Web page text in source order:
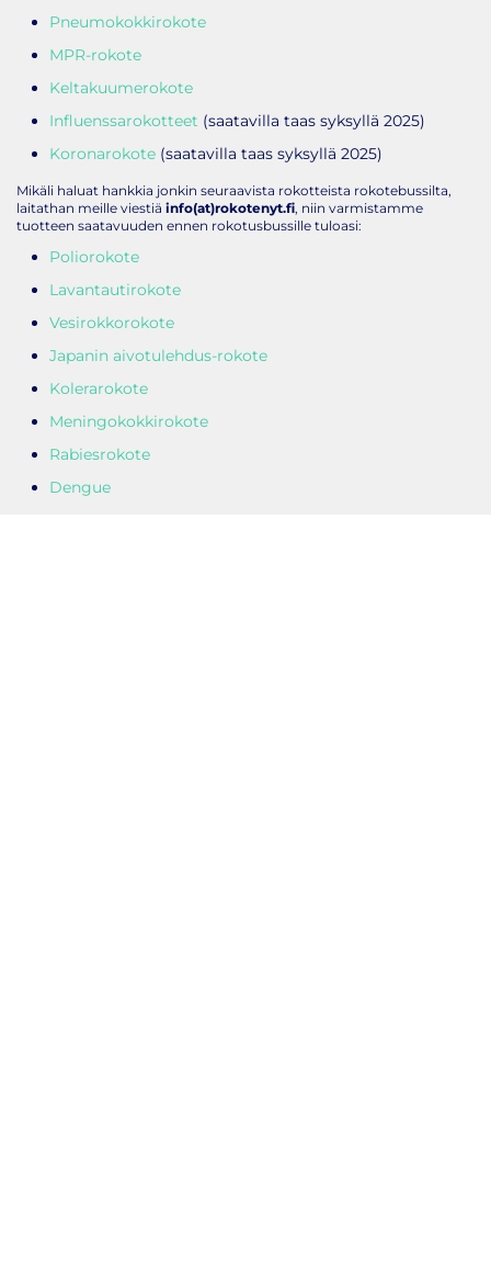
Pneumokokkirokote
MPR-rokote
Keltakuumerokote
Influenssarokotteet (saatavilla taas syksyllä 2025)
Koronarokote (saatavilla taas syksyllä 2025)
Mikäli haluat hankkia jonkin seuraavista rokotteista rokotebussilta,
laitathan meille viestiä info(at)rokotenyt.fi, niin varmistamme
tuotteen saatavuuden ennen rokotusbussille tuloasi:
Poliorokote
Lavantautirokote
Vesirokkorokote
Japanin aivotulehdus-rokote
Kolerarokote
Meningokokkirokote
Rabiesrokote
Dengue